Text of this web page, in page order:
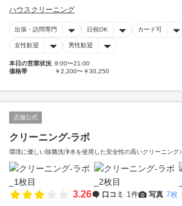
ハウスクリーニング
出張・訪問専門 日祝OK カード可
女性歓迎 男性歓迎
本日の営業状況 9:00〜21:00
価格帯
￥2,200〜￥30,250
店舗公式
クリーニング-ラボ
環境に優しい除菌洗浄水を使用した安全性の高いクリーニング♪
3.26 口コミ 1件 写真 7枚